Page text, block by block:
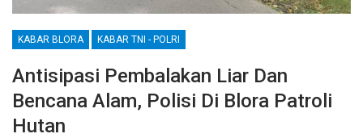
KABAR BLORA KABAR TNI - POLRI
Antisipasi Pembalakan Liar Dan
Bencana Alam, Polisi Di Blora Patroli
Hutan